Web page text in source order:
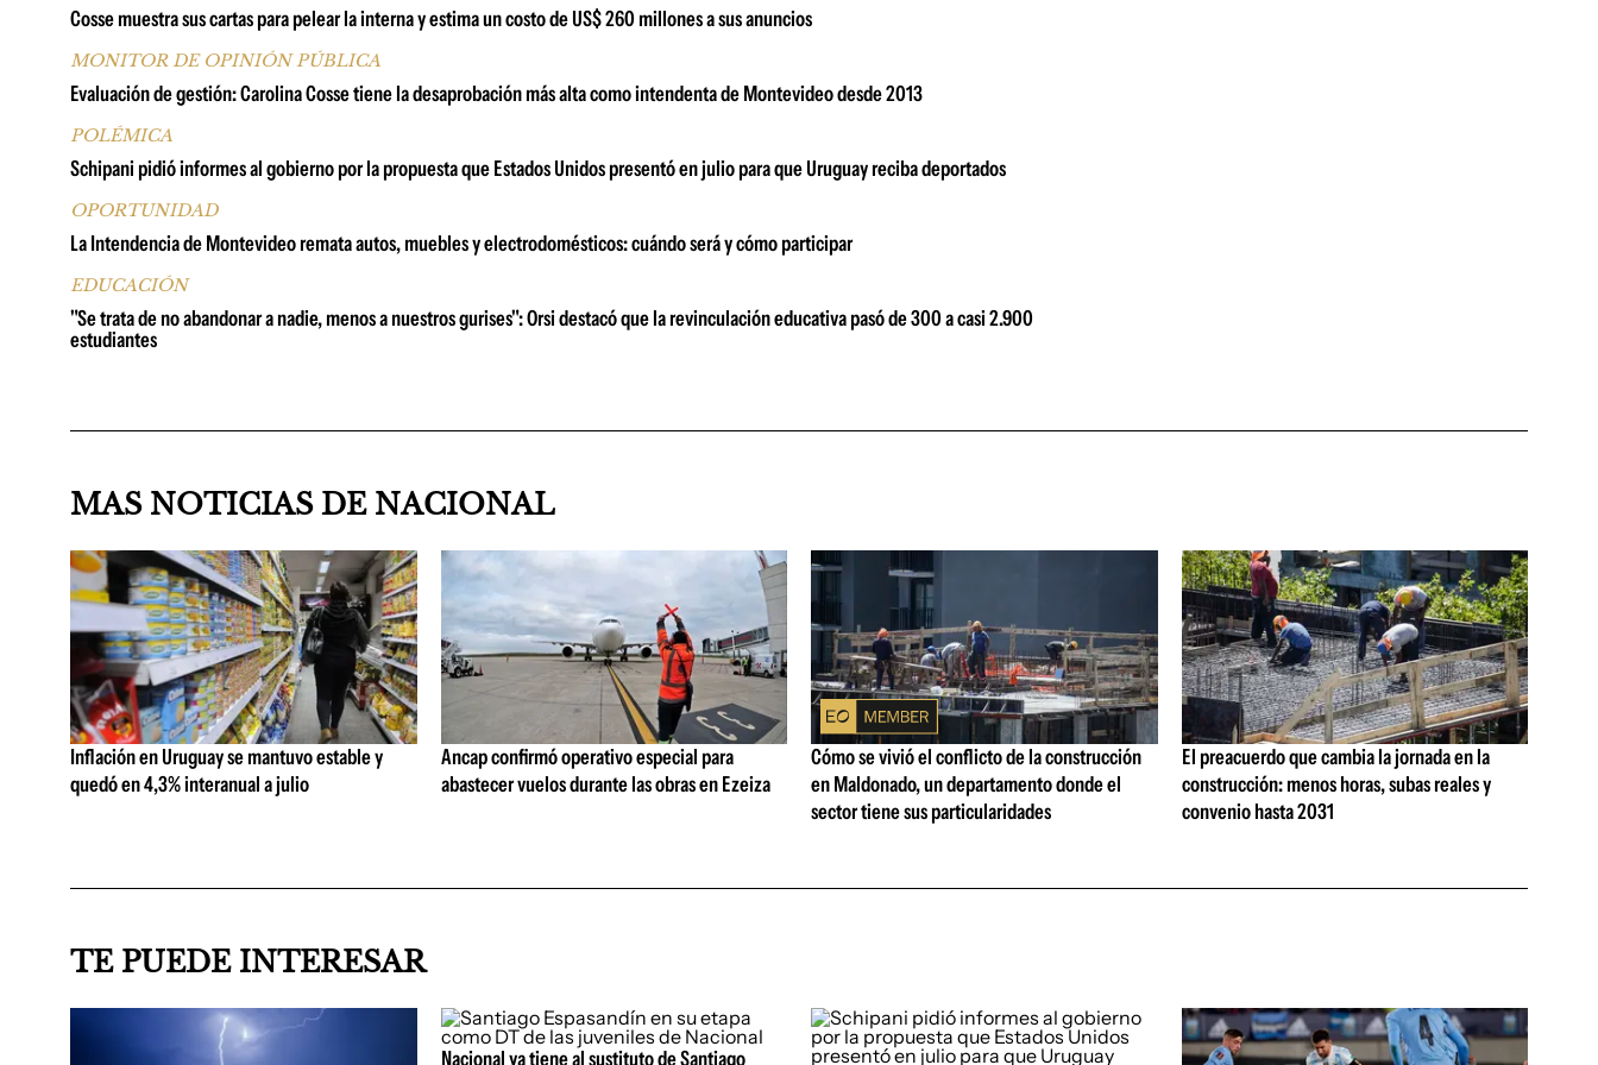
Cosse muestra sus cartas para pelear la interna y estima un costo de US$ 260 millones a sus anuncios
MONITOR DE OPINIÓN PÚBLICA
Evaluación de gestión: Carolina Cosse tiene la desaprobación más alta como intendenta de Montevideo desde 2013
POLÉMICA
Schipani pidió informes al gobierno por la propuesta que Estados Unidos presentó en julio para que Uruguay reciba deportados
OPORTUNIDAD
La Intendencia de Montevideo remata autos, muebles y electrodomésticos: cuándo será y cómo participar
EDUCACIÓN
"Se trata de no abandonar a nadie, menos a nuestros gurises": Orsi destacó que la revinculación educativa pasó de 300 a casi 2.900
estudiantes
MAS NOTICIAS DE NACIONAL
Inflación en Uruguay se mantuvo estable y
quedó en 4,3% interanual a julio
Ancap confirmó operativo especial para
abastecer vuelos durante las obras en Ezeiza
Cómo se vivió el conflicto de la construcción
en Maldonado, un departamento donde el
sector tiene sus particularidades
El preacuerdo que cambia la jornada en la
construcción: menos horas, subas reales y
convenio hasta 2031
TE PUEDE INTERESAR
Nacional ya tiene al sustituto de Santiago